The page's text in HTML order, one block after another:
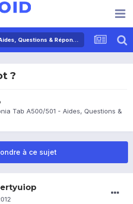
Acer Iconia Tab A500/501 - Aides, Questions & Réponses
?
Tab A500/501 - Aides, Questions &
à ce sujet